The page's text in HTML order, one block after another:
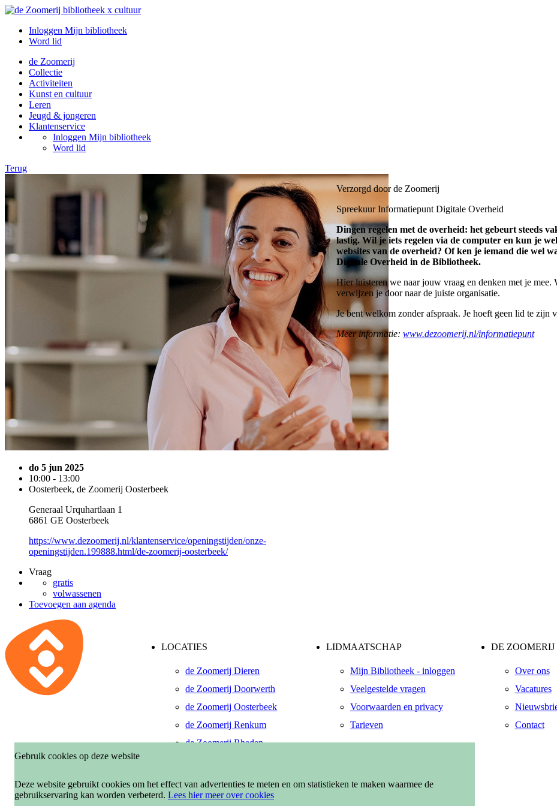
Gebruik cookies op deze website
Deze website gebruikt cookies om het effect van advertenties te meten en om statistieken te maken waarmee de
gebruikservaring kan worden verbeterd. Lees hier meer over cookies
Inloggen Mijn bibliotheek
Word lid
de Zoomerij
Collectie
Activiteiten
Kunst en cultuur
Leren
Jeugd & jongeren
Klantenservice
Inloggen Mijn bibliotheek
Word lid
Terug
do 5 jun 2025
10:00 - 13:00
Oosterbeek, de Zoomerij Oosterbeek
Generaal Urquhartlaan 1
6861 GE Oosterbeek
https://www.dezoomerij.nl/klantenservice/openingstijden/onze-
openingstijden.199888.html/de-zoomerij-oosterbeek/
Vraag
gratis
volwassenen
Toevoegen aan agenda
Verzorgd door de Zoomerij
Spreekuur Informatiepunt Digitale Overheid
Dingen regelen met de overheid: het gebeurt steeds
lastig. Wil je iets regelen via de computer en kun je
websites van de overheid? Of ken je iemand die wel
Digitale Overheid in de Bibliotheek.
Hier luisteren we naar jouw vraag en denken met je
verwijzen je door naar de juiste organisatie.
Je bent welkom zonder afspraak. Je hoeft geen lid te zijn
Meer informatie:www.dezoomerij.nl/informatiepunt
LOCATIES
de Zoomerij Dieren
de Zoomerij Doorwerth
de Zoomerij Oosterbeek
de Zoomerij Renkum
de Zoomerij Rheden
de Zoomerij Velp-Rozendaal
LIDMAATSCHAP
Mijn Bibliotheek - inloggen
Veelgestelde vragen
Voorwaarden en privacy
Tarieven
DE ZOOMERIJ
Over ons
Vacatures
Contact